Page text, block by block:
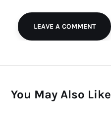
LEAVE A COMMENT
You May Also Like